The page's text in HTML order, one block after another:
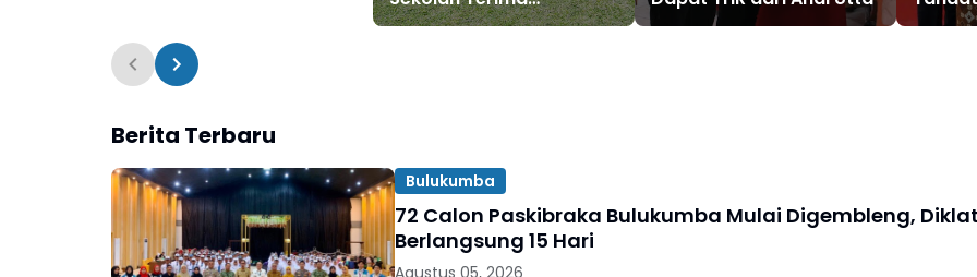
Adiwiyata
Berita Terbaru
Bulukumba
72 Calon Paskibraka Bulukumba Mulai Digembleng,
Berlangsung 15 Hari
Agustus 05, 2026